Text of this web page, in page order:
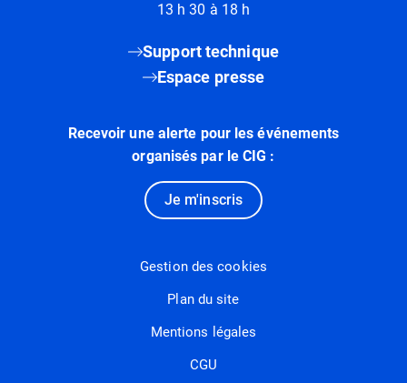
13 h 30 à 18 h
Support technique
Espace presse
Recevoir une alerte pour les événements
organisés par le CIG :
Je m'inscris
Gestion des cookies
Plan du site
Mentions légales
CGU